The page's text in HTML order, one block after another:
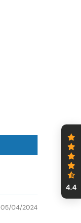
05/04/2024
4.4